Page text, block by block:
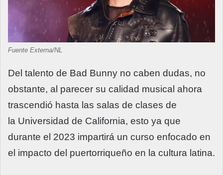
Fuente Externa/NL
Del talento de Bad Bunny no caben dudas, no
obstante, al parecer su calidad musical ahora
trascendió hasta las salas de clases de
la Universidad de California, esto ya que
durante el 2023 impartirá un curso enfocado en
el impacto del puertorriqueño en la cultura latina.